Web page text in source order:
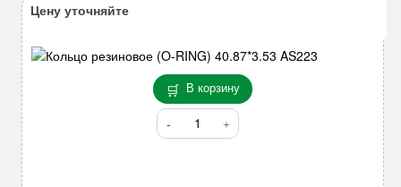
В корзину
Количество
товара
Цену уточняйте